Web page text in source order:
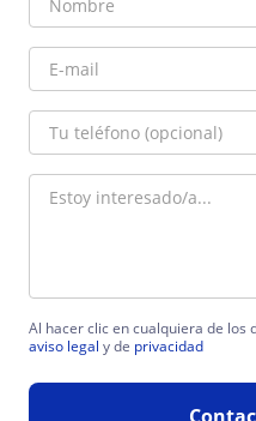
Al hacer clic en cualquiera de los
aviso legal y de privacidad